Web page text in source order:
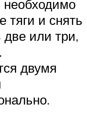
необходимо
тяги и снять
или три,
двумя